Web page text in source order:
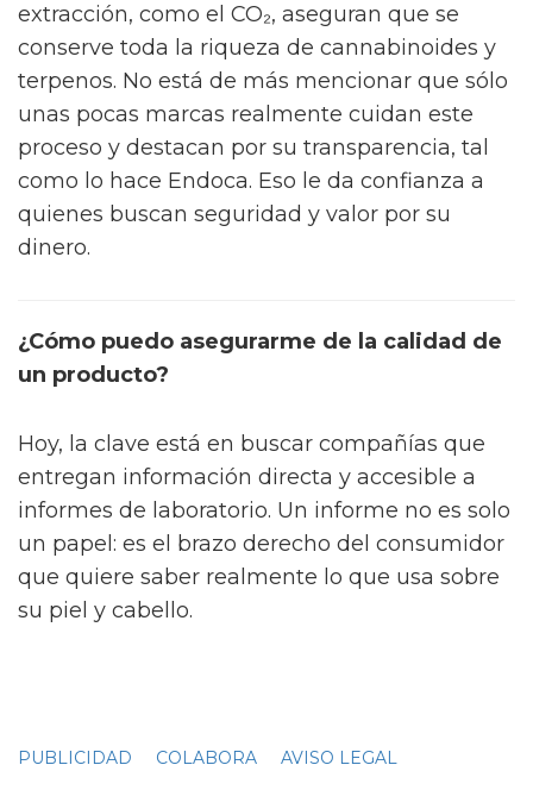
extracción, como el CO₂, aseguran que se
conserve toda la riqueza de cannabinoides y
terpenos. No está de más mencionar que sólo
unas pocas marcas realmente cuidan este
proceso y destacan por su transparencia, tal
como lo hace Endoca. Eso le da confianza a
quienes buscan seguridad y valor por su
dinero.
¿Cómo puedo asegurarme de la calidad de
un producto?
Hoy, la clave está en buscar compañías que
entregan información directa y accesible a
informes de laboratorio. Un informe no es solo
un papel: es el brazo derecho del consumidor
que quiere saber realmente lo que usa sobre
su piel y cabello.
PUBLICIDAD COLABORA
AVISO LEGAL